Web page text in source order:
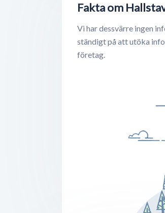
Fakta om
Vi har dessvärre ingen
ständigt på att utöka
företag.